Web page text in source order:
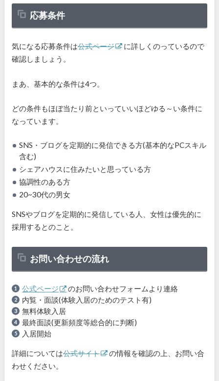
応募条件
気になる応募条件は公式ページ
に詳しくのっているので
確認しましょう。
まあ、基本的な条件は4つ。
どの条件もほぼ当たり前といっていいほどゆる～い条件に
なっています。
SNS・ブログを定期的に発信できる方(基本的なPCスキル
含む)
シェアハウスに住みたいと思っている方
協調性のある方
20~30代の男女
SNSやブログを定期的に発信している人、女性は優先的に
採用するとのこと。
お問い合わせの流れ
公式ページ
のお問い合わせフォームより連絡
内覧・面談(体験入居のためのテスト有)
無料体験入居
最終面談(更新頻度等総合的に判断)
入居開始
詳細については公式サイト
の情報を確認の上、お問い合
わせください。